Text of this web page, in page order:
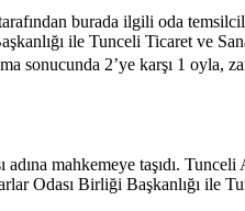
burada ilgili oda
ile Tunceli Ticaret ve
sonucunda 2’ye karşı 1
mahkemeye taşıdı.
Odası Birliği Başkanlığı ile